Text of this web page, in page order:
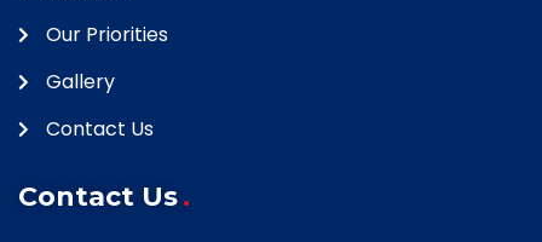
Our Priorities
Gallery
Contact Us
Contact Us